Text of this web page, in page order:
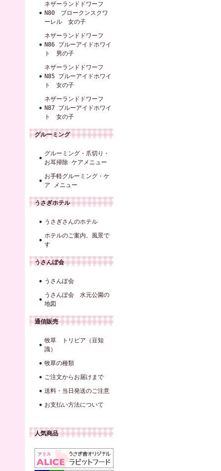
ネザーランドドワーフ
N80 ブロークンスクワ
ーレル 女の子
ネザーランドドワーフ
N86 ブルーアイドホワイ
ト 男の子
ネザーランドドワーフ
N85 ブルーアイドホワイ
ト 女の子
ネザーランドドワーフ
N87 ブルーアイドホワイ
ト 女の子
グルーミング
グルーミング・爪切り・
お耳掃除 ケアメニュー
お手軽グルーミング・ケ
ア メニュー
うさぎホテル
うさぎさんのホテル
ホテルのご案内、風景で
す
うさんぽ会
うさんぽ会
うさんぽ会 水元公園の
地図
通信販売
牧草 トリビア（豆知
識）
牧草の種類
ご注文からお届けまで
送料・当日発送のご注意
お支払い方法について
人気商品